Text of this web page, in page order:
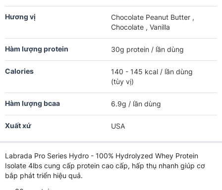
Hương vị
Chocolate Peanut Butter ,
Chocolate , Vanilla
Hàm lượng protein 30g protein / lần dùng
Calories
140 - 145 kcal / lần dùng
(tùy vị)
Hàm lượng bcaa 6.9g / lần dùng
Xuất xứ USA
Labrada Pro Series Hydro - 100% Hydrolyzed Whey Protein
Isolate 4lbs cung cấp protein cao cấp, hấp thụ nhanh giúp cơ
bắp phát triển hiệu quả.